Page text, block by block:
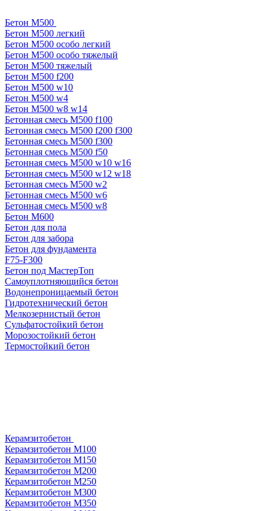
Бетон М500
Бетон М500 легкий
Бетон М500 особо легкий
Бетон М500 особо тяжелый
Бетон М500 тяжелый
Бетон М500 f200
Бетон М500 w10
Бетон М500 w4
Бетон М500 w8 w14
Бетонная смесь М500 f100
Бетонная смесь М500 f200 f300
Бетонная смесь М500 f300
Бетонная смесь М500 f50
Бетонная смесь М500 w10 w16
Бетонная смесь М500 w12 w18
Бетонная смесь М500 w2
Бетонная смесь М500 w6
Бетонная смесь М500 w8
Бетон М600
Бетон для пола
Бетон для забора
Бетон для фундамента
F75-F300
Бетон под МастерТоп
Самоуплотняющийся бетон
Водонепроницаемый бетон
Гидротехнический бетон
Мелкозернистый бетон
Сульфатостойкий бетон
Морозостойкий бетон
Термостойкий бетон
Керамзитобетон
Керамзитобетон М100
Керамзитобетон М150
Керамзитобетон М200
Керамзитобетон М250
Керамзитобетон М300
Керамзитобетон М350